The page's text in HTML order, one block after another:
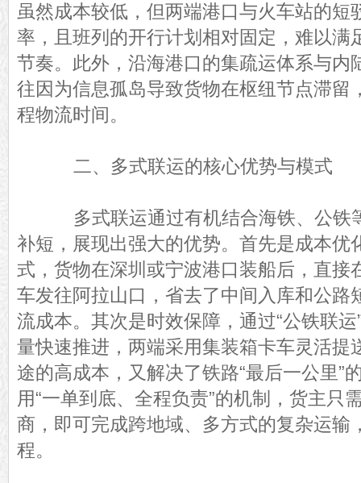
虽然成本较低，但两端港口与火车站的短
率，且班列的开行计划相对固定，难以满
节奏。此外，沿海港口的集疏运体系与内
往因为信息孤岛导致货物在枢纽节点滞留
程物流时间。
二、多式联运的核心优势与模式
多式联运通过有机结合海铁、公铁
补短，展现出强大的优势。首先是成本优
式，货物在深圳或宁波港口装船后，直接
车发往阿拉山口，省去了中间入库和公路
流成本。其次是时效保障，通过“公铁联
量快速推进，两端采用集装箱卡车灵活提
途的高成本，又解决了铁路“最后一公里”
用“一单到底、全程负责”的机制，货主只
商，即可完成跨地域、多方式的复杂运输
程。